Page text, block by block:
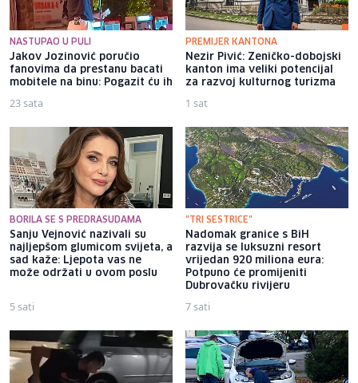
NASTUPAO U PULI
Jakov Jozinović poručio
fanovima da prestanu bacati
mobitele na binu: Pogazit ću ih
23 sata
PREMIJER KANTONA
Nezir Pivić: Zeničko-dobojski
kanton ima veliki potencijal
za razvoj kulturnog turizma
1 sat
BORILA SE S PREDRASUDAMA
Sanju Vejnović nazivali su
najljepšom glumicom svijeta, a
sad kaže: Ljepota vas ne
može održati u ovom poslu
5 sati
"TRI SESTRICE"
Nadomak granice s BiH
razvija se luksuzni resort
vrijedan 920 miliona eura:
Potpuno će promijeniti
Dubrovačku rivijeru
7 sati